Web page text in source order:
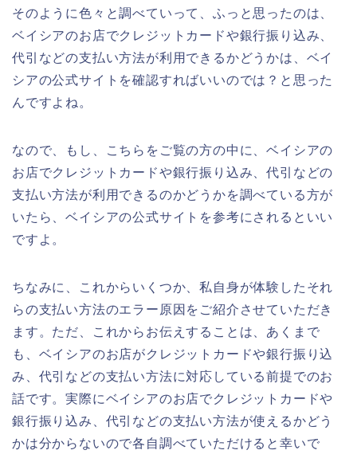
そのように色々と調べていって、ふっと思ったのは、
ベイシアのお店でクレジットカードや銀行振り込み、
代引などの支払い方法が利用できるかどうかは、ベイ
シアの公式サイトを確認すればいいのでは？と思った
んですよね。
なので、もし、こちらをご覧の方の中に、ベイシアの
お店でクレジットカードや銀行振り込み、代引などの
支払い方法が利用できるのかどうかを調べている方が
いたら、ベイシアの公式サイトを参考にされるといい
ですよ。
ちなみに、これからいくつか、私自身が体験したそれ
らの支払い方法のエラー原因をご紹介させていただき
ます。ただ、これからお伝えすることは、あくまで
も、ベイシアのお店がクレジットカードや銀行振り込
み、代引などの支払い方法に対応している前提でのお
話です。実際にベイシアのお店でクレジットカードや
銀行振り込み、代引などの支払い方法が使えるかどう
かは分からないので各自調べていただけると幸いで